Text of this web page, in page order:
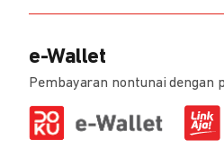
e-Wallet
Pembayaran nontunai